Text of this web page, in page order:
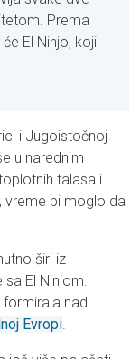
Prema
El Ninjo, koji
i Jugoistočnoj
u narednim
talasa i
vreme bi moglo da
širi iz
El Ninjom.
nad
Evropi.